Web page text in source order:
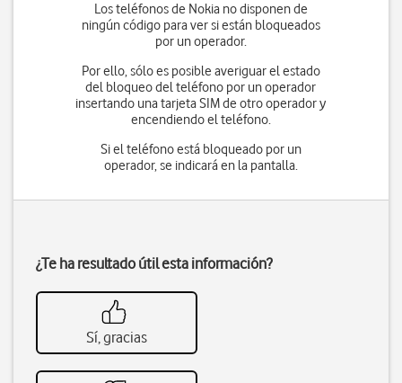
Los teléfonos de Nokia no disponen de
ningún código para ver si están bloqueados
por un operador.
Por ello, sólo es posible averiguar el estado
del bloqueo del teléfono por un operador
insertando una tarjeta SIM de otro operador y
encendiendo el teléfono.
Si el teléfono está bloqueado por un
operador, se indicará en la pantalla.
¿Te ha resultado útil esta información?
Sí, gracias